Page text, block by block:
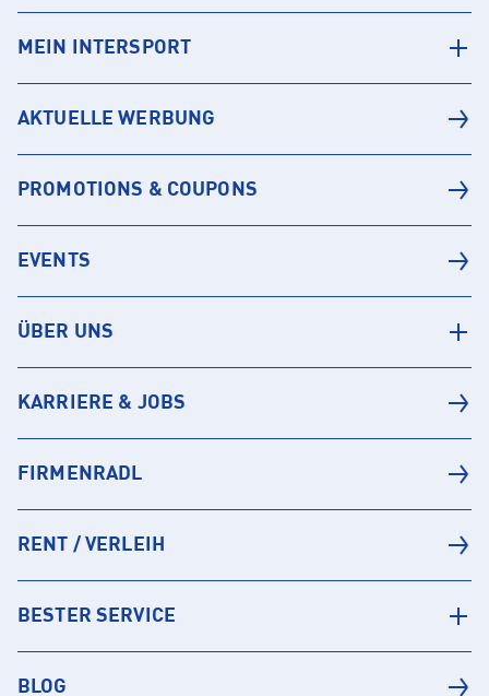
MEIN INTERSPORT
AKTUELLE WERBUNG
PROMOTIONS & COUPONS
EVENTS
ÜBER UNS
KARRIERE & JOBS
FIRMENRADL
RENT / VERLEIH
BESTER SERVICE
BLOG